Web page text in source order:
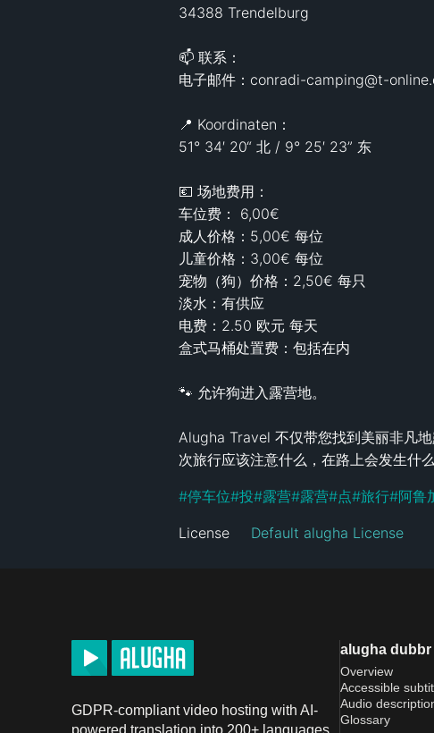
34388 Trendelburg
📫 联系：
电子邮件：conradi-camping@t-
📍 Koordinaten：
51° 34′ 20“ 北 / 9° 25′ 23” 东
💶 场地费用：
车位费： 6,00€
成人价格：5,00€ 每位
儿童价格：3,00€ 每位
宠物（狗）价格：2,50€ 每只
淡水：有供应
电费：2.50 欧元 每天
盒式马桶处置费：包括在内
🐾 允许狗进入露营地。
Alugha Travel 不仅带您找到美丽非凡
次旅行应该注意什么，在路上会发生什
#停车位#投#露营#露营#点#旅行#阿鲁
License Default alugha License
GDPR-compliant video hosting with AI-
powered translation into 200+ languages.
alugha dubbr
Overview
Accessible
Audio
Glossary